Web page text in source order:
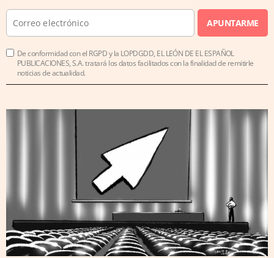
APUNTARME
De conformidad con el RGPD y la LOPDGDD, EL LEÓN DE EL ESPAÑOL
PUBLICACIONES, S.A. tratará los datos facilitados con la finalidad de remitirle
noticias de actualidad.